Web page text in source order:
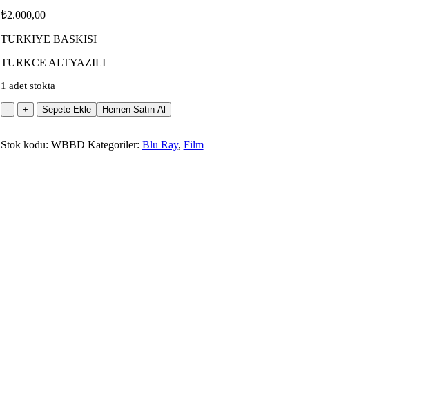
₺2.000,00
TURKIYE BASKISI
TURKCE ALTYAZILI
1 adet stokta
V
For
Blu
Sepete Ekle Hemen Satın Al
Stok kodu: WBBD Kategoriler: Blu Ray, Film